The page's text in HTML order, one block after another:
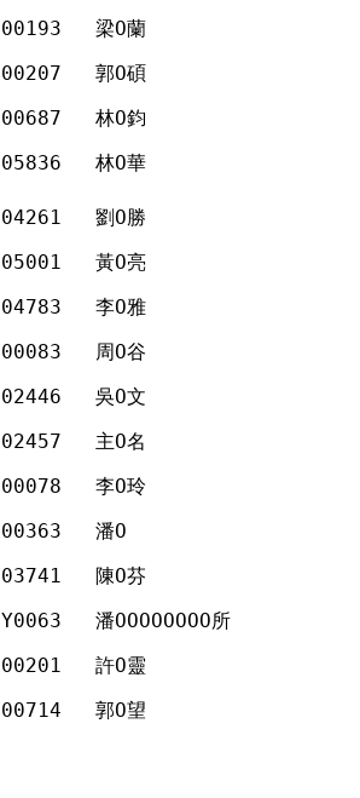
00193 梁Ο蘭
00207 郭Ο碩
00687 林Ο鈞
05836 林Ο華
04261 劉Ο勝
05001 黃Ο亮
04783 李Ο雅
00083 周Ο谷
02446 吳Ο文
02457 主Ο名
00078 李Ο玲
00363 潘Ο
03741 陳Ο芬
Y0063 潘ΟΟΟΟΟΟΟΟ所
00201 許Ο靈
00714 郭Ο望